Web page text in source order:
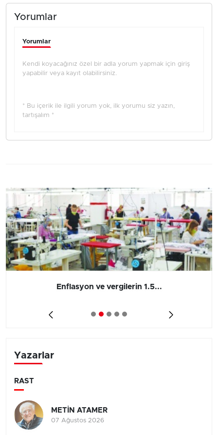
Yorumlar
Yorumlar
Kendi koyacağınız özel bir adla yorum yapmak için giriş
yapabilir veya kayıt olabilirsiniz.
* Bu içerik ile ilgili yorum yok, ilk yorumu siz yazın,
tartışalım *
Enflasyon ve vergilerin 1.5...
Yazarlar
RAST
METİN ATAMER
07 Ağustos 2026